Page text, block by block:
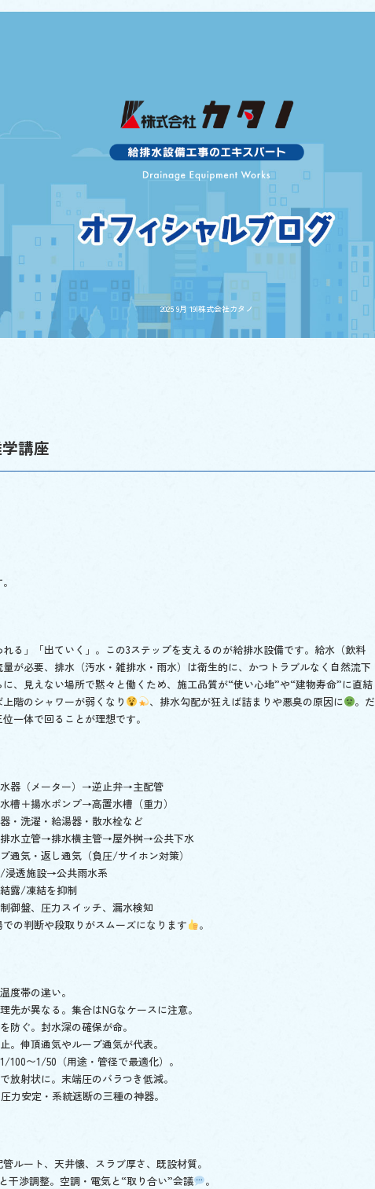
2025 9月 19|株式会社カタノ
講座
る」「出ていく」。この3ステップを支えるのが給排水設備です。給水（飲料
が必要、排水（汚水・雑排水・雨水）は衛生的に、かつトラブルなく自然流下
、見えない場所で黙々と働くため、施工品質が“使い心地”や“建物寿命”に直結
階のシャワーが弱くなり
、排水勾配が狂えば詰まりや悪臭の原因に
。だ
一体で回ることが理想です。
器（メーター）→逆止弁→主配管
槽＋揚水ポンプ→高置水槽（重力）
・洗濯・給湯器・散水栓など
水立管→排水横主管→屋外桝→公共下水
通気・返し通気（負圧/サイホン対策）
透施設→公共雨水系
露/凍結を抑制
御盤、圧力スイッチ、漏水検知
の判断や段取りがスムーズになります
。
度帯の違い。
先が異なる。集合はNGなケースに注意。
防ぐ。封水深の確保が命。
。伸頂通気やループ通気が代表。
100〜1/50（用途・管径で最適化）。
放射状に。末端圧のバラつき低減。
力安定・系統遮断の三種の神器。
ルート、天井懐、スラブ厚さ、既設材質。
干渉調整。空調・電気と“取り合い”会議
。